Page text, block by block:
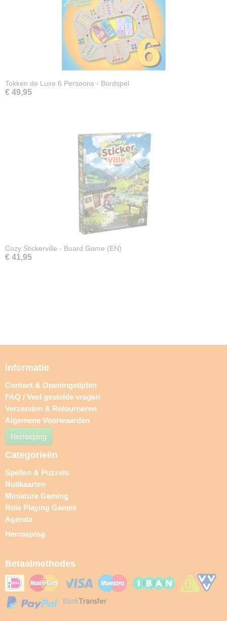
Tokken de Luxe 6 Persoons - Bordspel
€ 49,95
Cozy Stickerville - Board Game (EN)
€ 41,95
Informatie
Contact & Openingstijden
FAQ / Veel gestelde vragen
Verzenden & Retourneren
Algemene Voorwaarden
Herroeping
Categorieën
Spellen & Puzzels
Ruilkaarten
Miniature Gaming
Role Playing Games
Agenda
Herroeping
Betaalmethodes